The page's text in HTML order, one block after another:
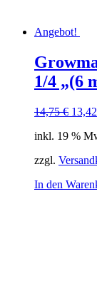
Angebot!
1/4 „(6
14,75€
war:
13,42
inkl. 19 %
zzgl.
In den